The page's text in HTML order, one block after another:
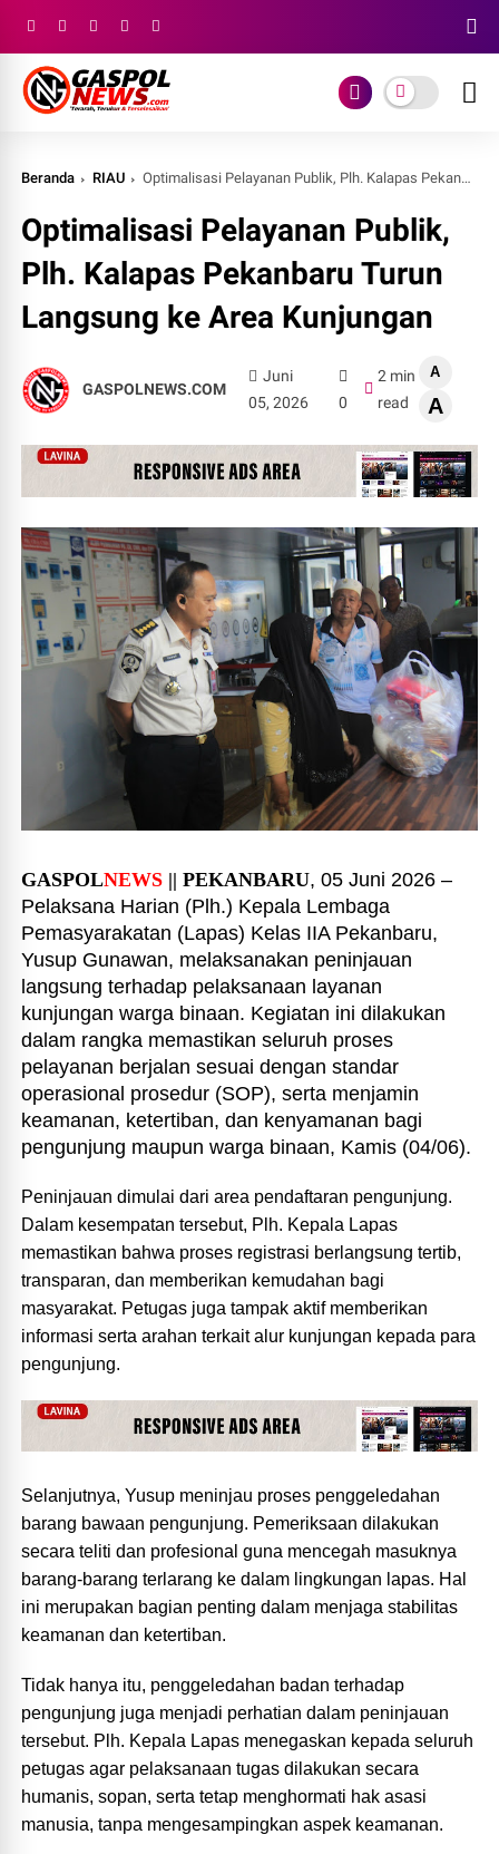
Beranda RIAU Optimalisasi Pelayanan Publik, Plh. Kalapas Pekanbaru Turun Langsung ke Area Kunjungan
Optimalisasi Pelayanan Publik,
Plh. Kalapas Pekanbaru Turun
Langsung ke Area Kunjungan
GASPOLNEWS.COM
Juni
05, 2026
0
2 min
read
A
A
GASPOLNEWS || PEKANBARU, 05 Juni 2026 –
Pelaksana Harian (Plh.) Kepala Lembaga
Pemasyarakatan (Lapas) Kelas IIA Pekanbaru,
Yusup Gunawan, melaksanakan peninjauan
langsung terhadap pelaksanaan layanan
kunjungan warga binaan. Kegiatan ini dilakukan
dalam rangka memastikan seluruh proses
pelayanan berjalan sesuai dengan standar
operasional prosedur (SOP), serta menjamin
keamanan, ketertiban, dan kenyamanan bagi
pengunjung maupun warga binaan, Kamis (04/06).
Peninjauan dimulai dari area pendaftaran pengunjung.
Dalam kesempatan tersebut, Plh. Kepala Lapas
memastikan bahwa proses registrasi berlangsung tertib,
transparan, dan memberikan kemudahan bagi
masyarakat. Petugas juga tampak aktif memberikan
informasi serta arahan terkait alur kunjungan kepada para
pengunjung.
Selanjutnya, Yusup meninjau proses penggeledahan
barang bawaan pengunjung. Pemeriksaan dilakukan
secara teliti dan profesional guna mencegah masuknya
barang-barang terlarang ke dalam lingkungan lapas. Hal
ini merupakan bagian penting dalam menjaga stabilitas
keamanan dan ketertiban.
Tidak hanya itu, penggeledahan badan terhadap
pengunjung juga menjadi perhatian dalam peninjauan
tersebut. Plh. Kepala Lapas menegaskan kepada seluruh
petugas agar pelaksanaan tugas dilakukan secara
humanis, sopan, serta tetap menghormati hak asasi
manusia, tanpa mengesampingkan aspek keamanan.